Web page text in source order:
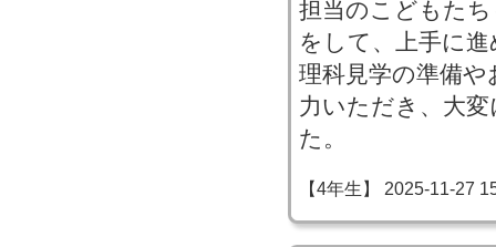
担当のこどもた
をして、上手に
理科見学の準備
力いただき、大
た。
【4年生】 2025-11-27